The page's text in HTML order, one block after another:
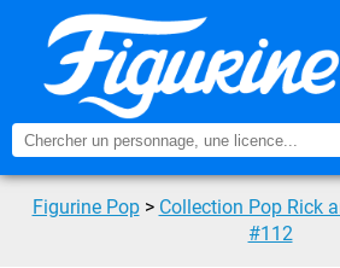
Figurine Pop > Collection Pop Rick
#112